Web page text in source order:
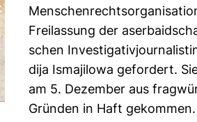
Frei­las­sung der
schen
dija Isma­ji­lowa gefor­dert.
am 5. Dezember aus
Gründen in Haft gekommen.